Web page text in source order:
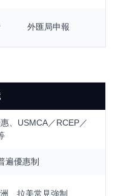
外匯局申報
、USMCA／RCEP／
遍優惠制
、拉美常見強制